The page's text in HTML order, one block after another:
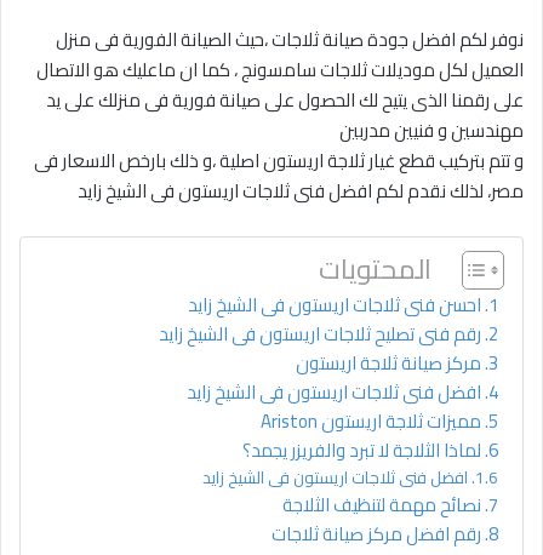
نوفر لكم افضل جودة صيانة ثلاجات ،حيث الصيانة الفورية فى منزل
العميل لكل موديلات ثلاجات سامسونج ، كما ان ماعليك هو الاتصال
على رقمنا الذى يتيح لك الحصول على صيانة فورية فى منزلك على يد
مهندسين و فنيين مدربين
و تتم بتركيب قطع غيار ثلاجة اريستون اصلية ،و ذلك بارخص الاسعار فى
مصر، لذلك نقدم لكم افضل فنى ثلاجات اريستون فى الشيخ زايد
المحتويات
احسن فنى ثلاجات اريستون فى الشيخ زايد
رقم فنى تصليح ثلاجات اريستون فى الشيخ زايد
مركز صيانة ثلاجة اريستون
افضل فنى ثلاجات اريستون فى الشيخ زايد
مميزات ثلاجة اريستون Ariston
لماذا الثلاجة لا تبرد والفريزر يجمد؟
افضل فنى ثلاجات اريستون فى الشيخ زايد
نصائح مهمة لتنظيف الثلاجة
رقم افضل مركز صيانة ثلاجات